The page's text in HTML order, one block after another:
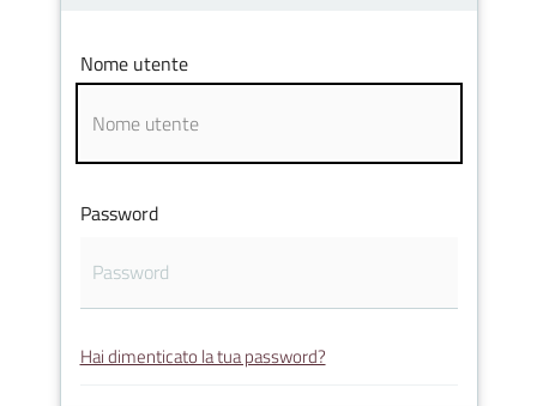
Servizi
Amministrazione
Nome utente
Password
Hai dimenticato la tua password?